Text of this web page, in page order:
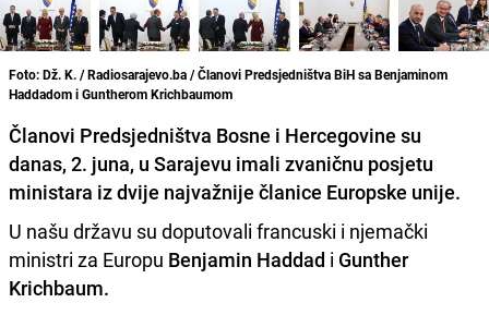
Foto: Dž. K. / Radiosarajevo.ba / Članovi Predsjedništva BiH sa Benjaminom
Haddadom i Guntherom Krichbaumom
Članovi Predsjedništva Bosne i Hercegovine su
danas, 2. juna, u Sarajevu imali zvaničnu posjetu
ministara iz dvije najvažnije članice Europske unije.
U našu državu su doputovali francuski i njemački
ministri za Europu Benjamin Haddad i Gunther
Krichbaum.